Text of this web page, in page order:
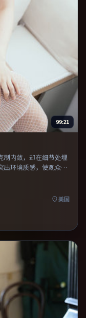
99:21
制内敛，却在细节处埋
出环境质感，使观众更
影迷。
美国